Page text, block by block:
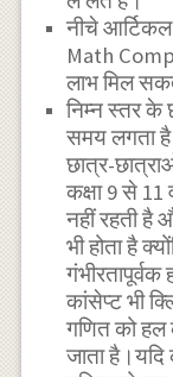
नीचे
Math
लाभ मिल
निम्न स्तर के
समय लगता
छात्र-
कक्षा 9 से
नहीं रहती है
भी होता है
कांसेप्ट भी
गणित को
जाता